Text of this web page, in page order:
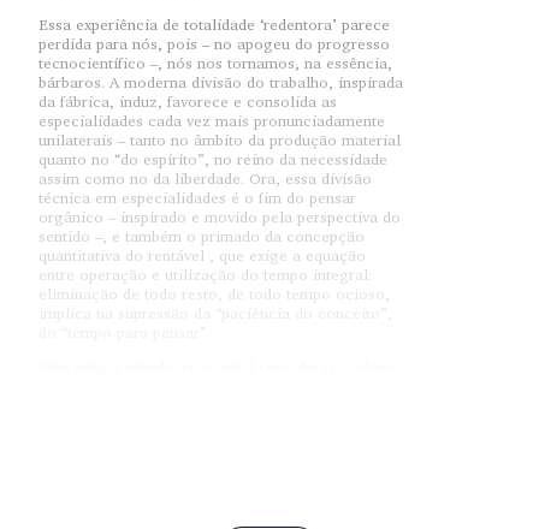
Essa experiência de totalidade ‘redentora’ parece
perdida para nós, pois – no apogeu do progresso
tecnocientífico –, nós nos tornamos, na essência,
bárbaros. A moderna divisão do trabalho, inspirada
da fábrica, induz, favorece e consolida as
especialidades cada vez mais pronunciadamente
unilaterais – tanto no âmbito da produção material
quanto no “do espírito”, no reino da necessidade
assim como no da liberdade. Ora, essa divisão
técnica em especialidades é o fim do pensar
orgânico – inspirado e movido pela perspectiva do
sentido –, e também o primado da concepção
quantitativa do rentável , que exige a equação
entre operação e utilização do tempo integral:
eliminação de todo resto, de todo tempo ocioso,